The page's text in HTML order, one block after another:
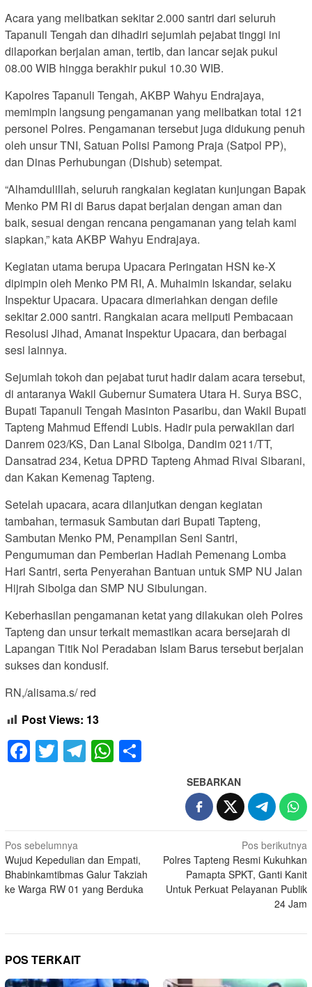
Acara yang melibatkan sekitar 2.000 santri dari seluruh
Tapanuli Tengah dan dihadiri sejumlah pejabat tinggi ini
dilaporkan berjalan aman, tertib, dan lancar sejak pukul
08.00 WIB hingga berakhir pukul 10.30 WIB.
Kapolres Tapanuli Tengah, AKBP Wahyu Endrajaya,
memimpin langsung pengamanan yang melibatkan total 121
personel Polres. Pengamanan tersebut juga didukung penuh
oleh unsur TNI, Satuan Polisi Pamong Praja (Satpol PP),
dan Dinas Perhubungan (Dishub) setempat.
“Alhamdulillah, seluruh rangkaian kegiatan kunjungan Bapak
Menko PM RI di Barus dapat berjalan dengan aman dan
baik, sesuai dengan rencana pengamanan yang telah kami
siapkan,” kata AKBP Wahyu Endrajaya.
Kegiatan utama berupa Upacara Peringatan HSN ke-X
dipimpin oleh Menko PM RI, A. Muhaimin Iskandar, selaku
Inspektur Upacara. Upacara dimeriahkan dengan defile
sekitar 2.000 santri. Rangkaian acara meliputi Pembacaan
Resolusi Jihad, Amanat Inspektur Upacara, dan berbagai
sesi lainnya.
Sejumlah tokoh dan pejabat turut hadir dalam acara tersebut,
di antaranya Wakil Gubernur Sumatera Utara H. Surya BSC,
Bupati Tapanuli Tengah Masinton Pasaribu, dan Wakil Bupati
Tapteng Mahmud Effendi Lubis. Hadir pula perwakilan dari
Danrem 023/KS, Dan Lanal Sibolga, Dandim 0211/TT,
Dansatrad 234, Ketua DPRD Tapteng Ahmad Rivai Sibarani,
dan Kakan Kemenag Tapteng.
Setelah upacara, acara dilanjutkan dengan kegiatan
tambahan, termasuk Sambutan dari Bupati Tapteng,
Sambutan Menko PM, Penampilan Seni Santri,
Pengumuman dan Pemberian Hadiah Pemenang Lomba
Hari Santri, serta Penyerahan Bantuan untuk SMP NU Jalan
Hijrah Sibolga dan SMP NU Sibulungan.
Keberhasilan pengamanan ketat yang dilakukan oleh Polres
Tapteng dan unsur terkait memastikan acara bersejarah di
Lapangan Titik Nol Peradaban Islam Barus tersebut berjalan
sukses dan kondusif.
RN,/alisama.s/ red
Post Views: 13
Facebook
Twitter
Telegram
WhatsApp
SEBARKAN
Navigasi
pos
Pos sebelumnya
Wujud Kepedulian dan Empati,
Bhabinkamtibmas Galur Takziah
ke Warga RW 01 yang Berduka
Pos berikutnya
Polres Tapteng Resmi Kukuhkan
Pamapta SPKT, Ganti Kanit
Untuk Perkuat Pelayanan Publik
24 Jam
POS TERKAIT